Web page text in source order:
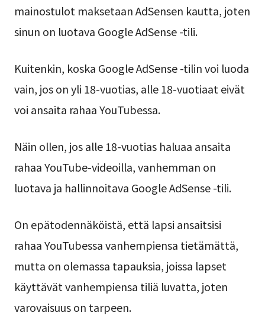
mainostulot maksetaan AdSensen kautta, joten
sinun on luotava Google AdSense -tili.
Kuitenkin, koska Google AdSense -tilin voi luoda
vain, jos on yli 18-vuotias, alle 18-vuotiaat eivät
voi ansaita rahaa YouTubessa.
Näin ollen, jos alle 18-vuotias haluaa ansaita
rahaa YouTube-videoilla, vanhemman on
luotava ja hallinnoitava Google AdSense -tili.
On epätodennäköistä, että lapsi ansaitsisi
rahaa YouTubessa vanhempiensa tietämättä,
mutta on olemassa tapauksia, joissa lapset
käyttävät vanhempiensa tiliä luvatta, joten
varovaisuus on tarpeen.